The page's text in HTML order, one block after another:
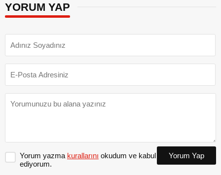
YORUM YAP
Yorum yazma kurallarını okudum ve kabul
ediyorum.
Yorum Yap